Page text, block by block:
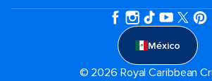
México
© 2026 Royal Caribbean